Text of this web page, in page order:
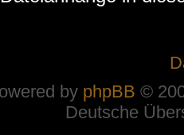
by phpBB ©
Deutsche